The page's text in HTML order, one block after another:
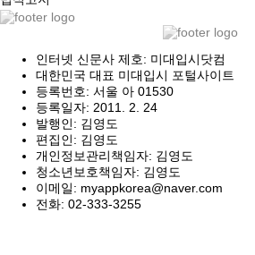
인터넷 신문사 제호: 미대입시닷컴
대한민국 대표 미대입시 포털사이트
등록번호: 서울 아 01530
등록일자: 2011. 2. 24
발행인: 김영도
편집인: 김영도
개인정보관리책임자: 김영도
청소년보호책임자: 김영도
이메일: myappkorea@naver.com
전화: 02-333-3255